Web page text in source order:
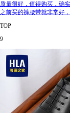
质量很好，值得购买，确
之前买的裤腰带就非常好
TOP
9